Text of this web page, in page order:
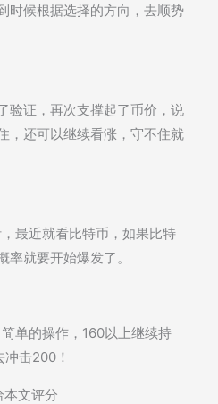
时候根据选择的方向，去顺势
验证，再次支撑起了币价，说
，还可以继续看涨，守不住就
最近就看比特币，如果比特
就要开始爆发了。
单的操作，160以上继续持
击200！
本文评分